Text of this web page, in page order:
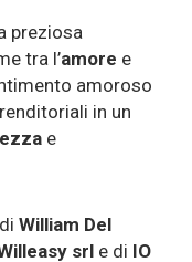
preziosa
tra l’amore e
amoroso
in un
e
diWilliam Del
srl e di IO